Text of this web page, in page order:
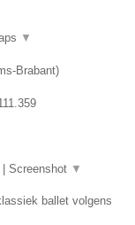
▼
Brabant)
Screenshot ▼
ballet volgens